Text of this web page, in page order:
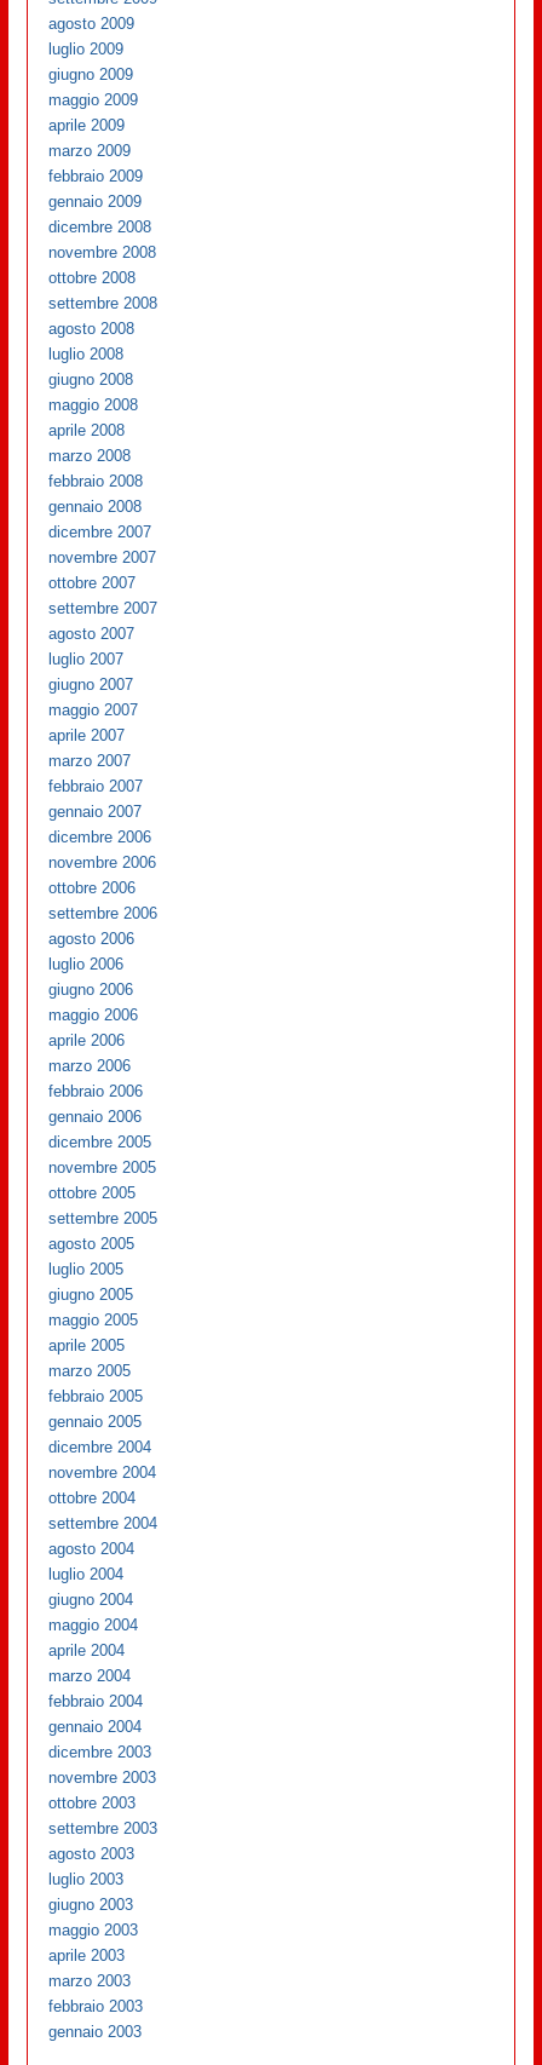
agosto 2009
luglio 2009
giugno 2009
maggio 2009
aprile 2009
marzo 2009
febbraio 2009
gennaio 2009
dicembre 2008
novembre 2008
ottobre 2008
settembre 2008
agosto 2008
luglio 2008
giugno 2008
maggio 2008
aprile 2008
marzo 2008
febbraio 2008
gennaio 2008
dicembre 2007
novembre 2007
ottobre 2007
settembre 2007
agosto 2007
luglio 2007
giugno 2007
maggio 2007
aprile 2007
marzo 2007
febbraio 2007
gennaio 2007
dicembre 2006
novembre 2006
ottobre 2006
settembre 2006
agosto 2006
luglio 2006
giugno 2006
maggio 2006
aprile 2006
marzo 2006
febbraio 2006
gennaio 2006
dicembre 2005
novembre 2005
ottobre 2005
settembre 2005
agosto 2005
luglio 2005
giugno 2005
maggio 2005
aprile 2005
marzo 2005
febbraio 2005
gennaio 2005
dicembre 2004
novembre 2004
ottobre 2004
settembre 2004
agosto 2004
luglio 2004
giugno 2004
maggio 2004
aprile 2004
marzo 2004
febbraio 2004
gennaio 2004
dicembre 2003
novembre 2003
ottobre 2003
settembre 2003
agosto 2003
luglio 2003
giugno 2003
maggio 2003
aprile 2003
marzo 2003
febbraio 2003
gennaio 2003